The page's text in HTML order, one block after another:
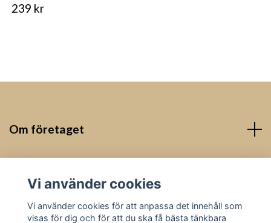
239 kr
Om företaget
Sociala medier
Vi använder cookies
Vi använder cookies för att anpassa det innehåll som
visas för dig och för att du ska få bästa tänkbara